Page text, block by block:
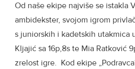
Od naše ekipe najviše se istakla
ambidekster, svojom igrom
s juniorskih i kadetskih utakmica
Kljajić sa 16p,8s te Mia Ratković
zrelost igre. Kod ekipe